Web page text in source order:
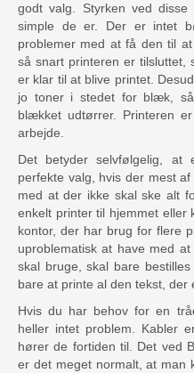
godt valg. Styrken ved
simple de er. Der er intet
problemer med at få den til
så snart printeren er tilsluttet,
er klar til at blive printet.
jo toner i stedet for blæk,
blækket udtørrer. Printeren
arbejde.
Det betyder selvfølgelig,
perfekte valg, hvis der mest
med at der ikke skal ske alt
enkelt printer til hjemmet eller
kontor, der har brug for flere
uproblematisk at have med
skal bruge, skal bare
bare at printe al den tekst, der
Hvis du har behov for en
heller intet problem. Kabler
hører de fortiden til. Det ved
er det meget normalt, at man